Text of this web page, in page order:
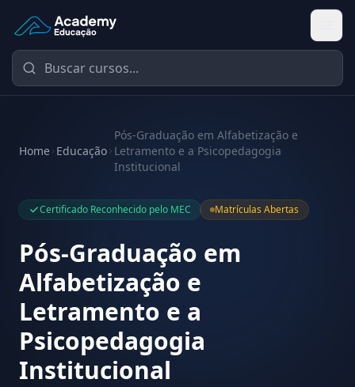
Academy Educação — Página Inicial
Home Educação
Pós-Graduação em Alfabetização e
Letramento e a Psicopedagogia
Institucional
Certificado Reconhecido pelo MEC Matrículas Abertas
Pós-Graduação em
Alfabetização e
Letramento e a
Psicopedagogia
Institucional